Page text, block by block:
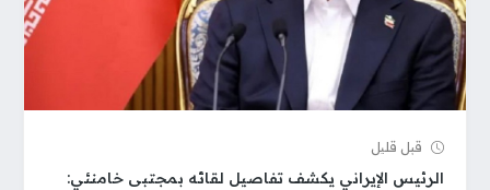
قبل قلیل
الرئيس الإيراني يكشف تفاصيل لقائه بمجتبى خامنئي: